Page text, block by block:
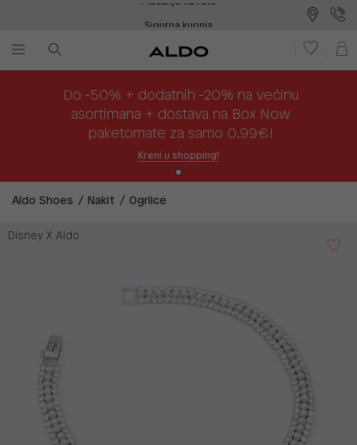
Do -50% + dodatnih -20% na većinu
asortimana + dostava na Box Now
paketomate za samo 0,99€!
Kreni u shopping!
Aldo Shoes Nakit Ogrlice
Disney X Aldo